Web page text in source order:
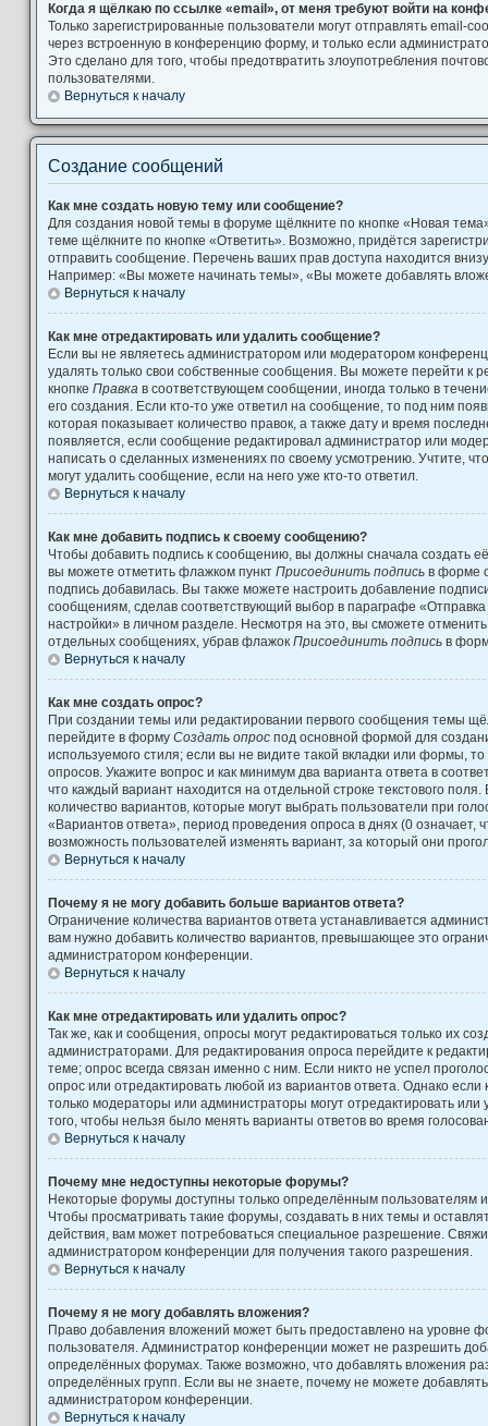
Когда я щёлкаю по ссылке «email», от меня требуют войти на
Только зарегистрированные пользователи могут отправлять email-
через встроенную в конференцию форму, и только если
Это сделано для того, чтобы предотвратить злоупотребления
пользователями.
Вернуться к началу
Создание сообщений
Как мне создать новую тему или сообщение?
Для создания новой темы в форуме щёлкните по кнопке «Новая
теме щёлкните по кнопке «Ответить». Возможно, придётся
отправить сообщение. Перечень ваших прав доступа находится
Например: «Вы можете начинать темы», «Вы можете добавлять
Вернуться к началу
Как мне отредактировать или удалить сообщение?
Если вы не являетесь администратором или модератором
удалять только свои собственные сообщения. Вы можете перейти к
кнопке Правка в соответствующем сообщении, иногда только в
его создания. Если кто-то уже ответил на сообщение, то под ним
которая показывает количество правок, а также дату и время
появляется, если сообщение редактировал администратор или
написать о сделанных изменениях по своему усмотрению. Учтите,
могут удалить сообщение, если на него уже кто-то ответил.
Вернуться к началу
Как мне добавить подпись к своему сообщению?
Чтобы добавить подпись к сообщению, вы должны сначала создать
вы можете отметить флажком пункт Присоединить подпись в форме
подпись добавилась. Вы также можете настроить добавление
сообщениям, сделав соответствующий выбор в параграфе
настройки» в личном разделе. Несмотря на это, вы сможете
отдельных сообщениях, убрав флажок Присоединить подпись в
Вернуться к началу
Как мне создать опрос?
При создании темы или редактировании первого сообщения темы
перейдите в форму Создать опрос под основной формой для
используемого стиля; если вы не видите такой вкладки или формы,
опросов. Укажите вопрос и как минимум два варианта ответа в
что каждый вариант находится на отдельной строке текстового
количество вариантов, которые могут выбрать пользователи при
«Вариантов ответа», период проведения опроса в днях (0 означает,
возможность пользователей изменять вариант, за который они
Вернуться к началу
Почему я не могу добавить больше вариантов ответа?
Ограничение количества вариантов ответа устанавливается
вам нужно добавить количество вариантов, превышающее это
администратором конференции.
Вернуться к началу
Как мне отредактировать или удалить опрос?
Так же, как и сообщения, опросы могут редактироваться только их
администраторами. Для редактирования опроса перейдите к
теме; опрос всегда связан именно с ним. Если никто не успел
опрос или отредактировать любой из вариантов ответа. Однако если
только модераторы или администраторы могут отредактировать или
того, чтобы нельзя было менять варианты ответов во время
Вернуться к началу
Почему мне недоступны некоторые форумы?
Некоторые форумы доступны только определённым пользователям
Чтобы просматривать такие форумы, создавать в них темы и
действия, вам может потребоваться специальное разрешение.
администратором конференции для получения такого разрешения.
Вернуться к началу
Почему я не могу добавлять вложения?
Право добавления вложений может быть предоставлено на уровне
пользователя. Администратор конференции может не разрешить
определённых форумах. Также возможно, что добавлять вложения
определённых групп. Если вы не знаете, почему не можете
администратором конференции.
Вернуться к началу